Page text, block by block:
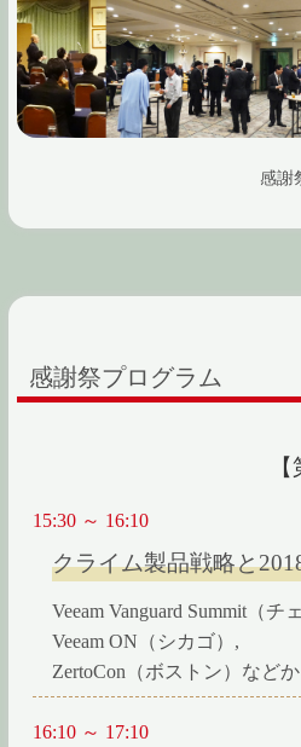
感謝
感謝祭プログラム
15:30 ～ 16:10
クライム製品戦略と
Veeam Vanguard Summit（チ
Veeam ON（シカゴ）,
ZertoCon（ボストン）など
16:10 ～ 17:10